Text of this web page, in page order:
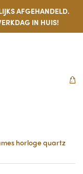
AFGEHANDELD.
IN HUIS!
horloge quartz